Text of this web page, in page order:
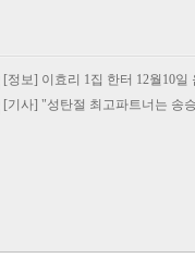
[정보] 이효리 1집 한터 12월10일
[기사] "성탄절 최고파트너는 송